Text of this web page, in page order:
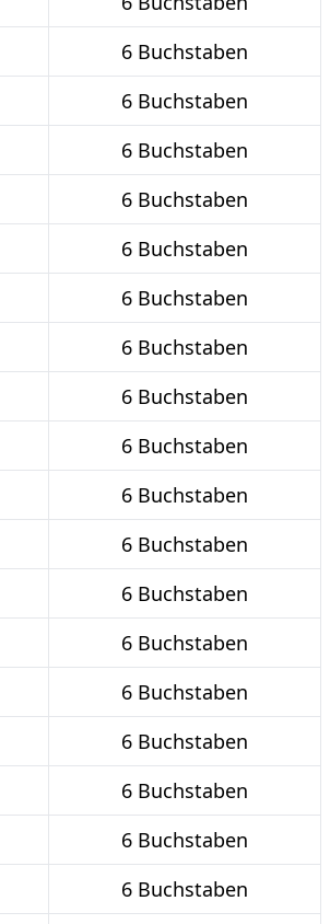
6 Buchstaben
6 Buchstaben
6 Buchstaben
6 Buchstaben
6 Buchstaben
6 Buchstaben
6 Buchstaben
6 Buchstaben
6 Buchstaben
6 Buchstaben
6 Buchstaben
6 Buchstaben
6 Buchstaben
6 Buchstaben
6 Buchstaben
6 Buchstaben
6 Buchstaben
6 Buchstaben